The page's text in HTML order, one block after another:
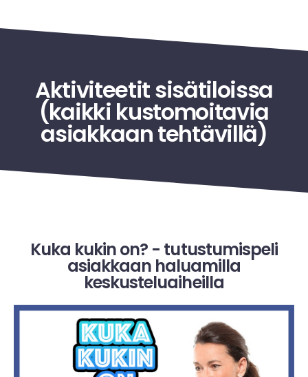
Aktiviteetit sisätiloissa
(kaikki kustomoitavia
asiakkaan tehtävillä)
Kuka kukin on? - tutustumispeli
asiakkaan haluamilla
keskusteluaiheilla